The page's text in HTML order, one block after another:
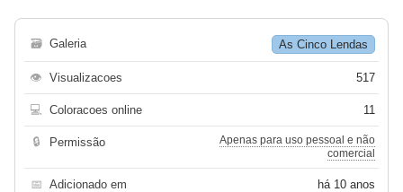
🗃 Galeria As Cinco Lendas
👁 Visualizacoes 517
💻 Coloracoes online 11
🔒 Permissão
Apenas para uso pessoal e não
comercial
📅 Adicionado em há 10 anos